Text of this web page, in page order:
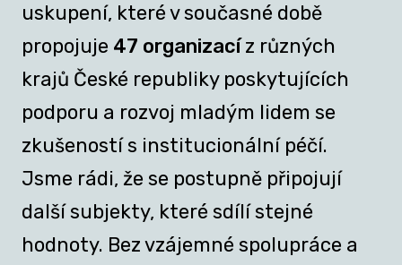
uskupení, které v současné době
propojuje 47 organizacíz různých
krajů České republiky poskytujících
podporu a rozvoj mladým lidem se
zkušeností s institucionální péčí.
Jsme rádi, že se postupně připojují
další subjekty, které sdílí stejné
hodnoty. Bez vzájemné spolupráce a